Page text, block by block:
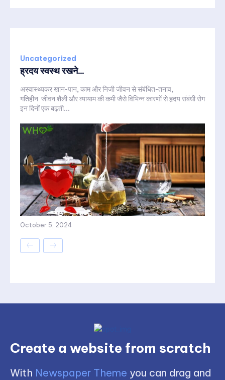
Uncategorized
ह्रदय स्वस्थ रखने...
अस्वास्थ्यकर खान-पान, काम और निजी जीवन से संबंधित-तनाव,
गतिहीन जीवन शैली और व्यायाम की कमी जैसे विभिन्न कारणों से हृदय संबंधी रोग
इन दिनों एक बढ़ती...
October 5, 2024
Create a website from scratch
With Newspaper Theme you can drag and